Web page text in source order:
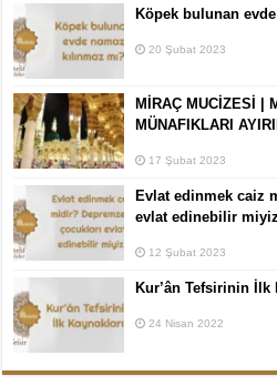
Köpek bulunan
20 Şubat 2023
MİRAÇ MUCİZESİ |
MÜNAFIKLARI
17 Şubat 2023
Evlat edinmek caiz
evlat edinebilir
12 Şubat 2023
Kur’ân Tefsirinin İlk
24 Nisan 2022